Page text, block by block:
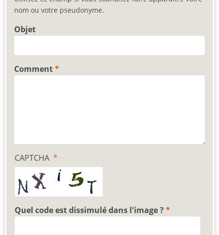
nom ou votre pseudonyme.
Objet
Comment
CAPTCHA
Quel code est dissimulé dans l'image ?